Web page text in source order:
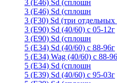
3 (Е46) Sd (сплошн
3 (E46) Sd (сплошн
3 (F30) Sd (три
3 (Е90) Sd (40/60) с 05-12г
3 (Е90) Sd (сплошн
5 (E34) Sd (40/60) с 88-96г
5 (E34) Wag (40/60) с 88-
5 (E34) Sd (сплошн
5 (E39) Sd (40/60) с 95-03г